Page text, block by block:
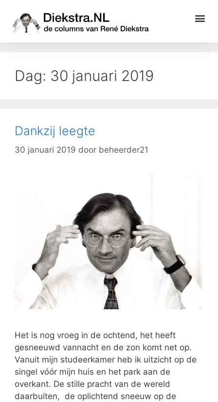
Dag: 30 januari 2019
Dankzij leegte
30 januari 2019 door beheerder21
Het is nog vroeg in de ochtend, het heeft
gesneeuwd vannacht en de zon komt net op.
Vanuit mijn studeerkamer heb ik uitzicht op de
singel vóór mijn huis en het park aan de
overkant. De stille pracht van de wereld
daarbuiten, de oplichtend sneeuw op de